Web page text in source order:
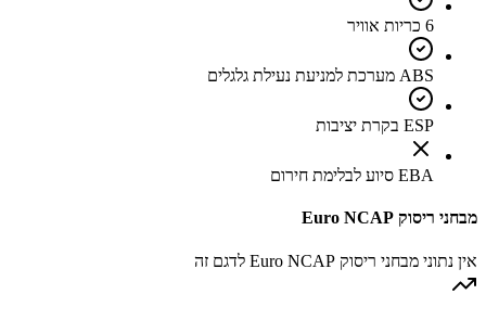
6 כריות אוויר
ABS מערכת למניעת נעילת גלגלים
ESP בקרת יציבות
EBA סיוע לבלימת חירום
מבחני ריסוק Euro NCAP
אין נתוני מבחני ריסוק Euro NCAP לדגם זה